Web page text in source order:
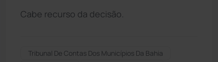
Cabe recurso da decisão.
Tribunal De Contas Dos Municípios Da Bahia